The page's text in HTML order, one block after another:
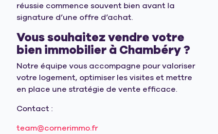
réussie commence souvent bien avant la
signature d’une offre d’achat.
Vous souhaitez vendre votre
bien immobilier à Chambéry ?
Notre équipe vous accompagne pour valoriser
votre logement, optimiser les visites et mettre
en place une stratégie de vente efficace.
Contact :
team@cornerimmo.fr